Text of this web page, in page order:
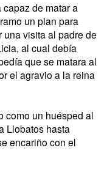
de matar a
un plan para
visita al padre de
al cual debía
que se matara al
el agravio a la reina
como un huésped al
Llobatos hasta
encariño con el